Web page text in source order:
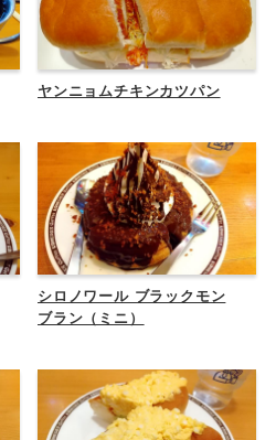
ヤンニョムチキンカツパン
シロノワール ブラックモン
ブラン（ミニ）